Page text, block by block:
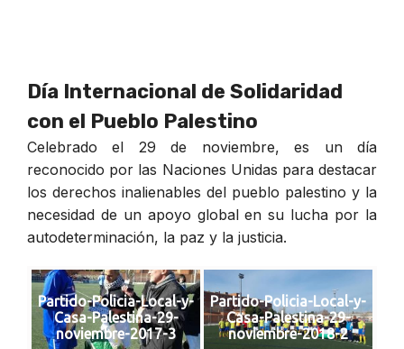
Día Internacional de Solidaridad
con el Pueblo Palestino
Celebrado el 29 de noviembre, es un día
reconocido por las Naciones Unidas para destacar
los derechos inalienables del pueblo palestino y la
necesidad de un apoyo global en su lucha por la
autodeterminación, la paz y la justicia.
Partido-Policia-Local-y-
Casa-Palestina-29-
noviembre-2017-3
Partido-Policia-Local-y-
Casa-Palestina-29-
noviembre-2018-2